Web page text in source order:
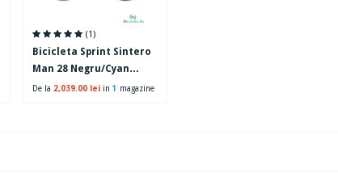
(1)
Bicicleta Sprint Sintero
Man 28 Negru/Cyan
560mm
De la 2,039.00 lei in 1 magazine